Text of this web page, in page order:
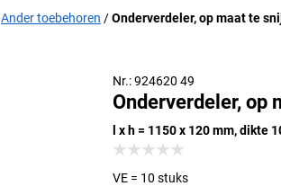
Ander toebehoren Onderverdeler, op maat te
Nr.: 924620 49
Onderverdeler, op
l x h = 1150 x 120 mm, dikte
VE = 10 stuks